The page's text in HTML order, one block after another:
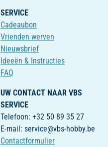
SERVICE
Cadeaubon
Vrienden werven
Nieuwsbrief
Ideeën & Instructies
FAQ
UW CONTACT NAAR VBS
SERVICE
Telefoon: +32 50 89 35 27
E-mail: service@vbs-hobby.be
Contactformulier